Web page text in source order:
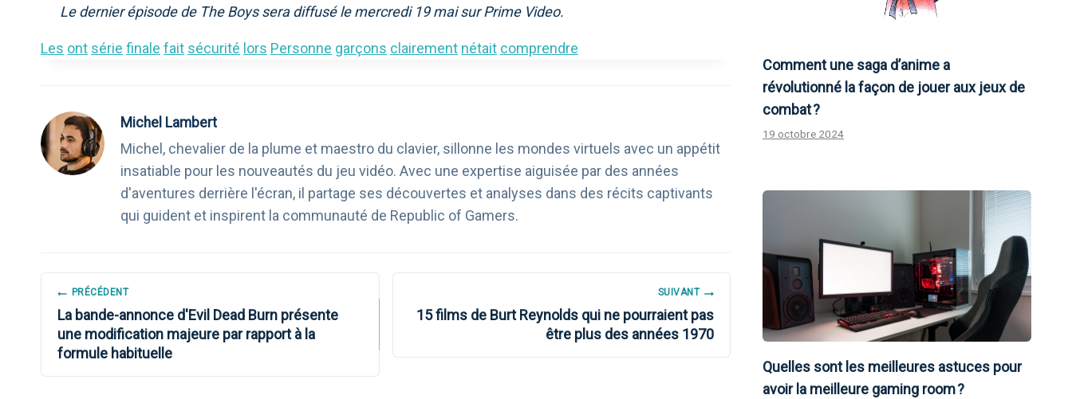
Le dernier épisode de The Boys sera diffusé le mercredi 19 mai sur Prime Video.
Les ont série finale fait sécurité lors Personne garçons clairement nétait comprendre
Michel Lambert
Michel, chevalier de la plume et maestro du clavier, sillonne les mondes virtuels avec un appétit
insatiable pour les nouveautés du jeu vidéo. Avec une expertise aiguisée par des années
d'aventures derrière l'écran, il partage ses découvertes et analyses dans des récits captivants
qui guident et inspirent la communauté de Republic of Gamers.
NAVIGATION
DE
L’ARTICLE
PRÉCÉDENT
La bande-annonce d'Evil Dead Burn présente
une modification majeure par rapport à la
formule habituelle
SUIVANT
15 films de Burt Reynolds qui ne pourraient pas
être plus des années 1970
Comment une saga d’anime a
révolutionné la façon de jouer aux jeux de
combat ?
19 octobre 2024
Quelles sont les meilleures astuces pour
avoir la meilleure gaming room ?